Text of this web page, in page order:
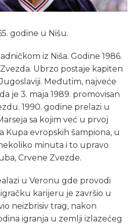
godine u Nišu.
iz Niša. Godine 1986.
Ubrzo postaje kapiten
Međutim, najveće
je 3. maja 1989. promovisan
1990. godine prelazi u
sa kojim već u prvoj
Kupa evropskih šampiona, u
minuta i to upravo
Crvene Zvezde.
u Veronu gde provodi
karijeru je završio u
neizbrisiv trag, nakon
igranja u zemlji izlazećeg